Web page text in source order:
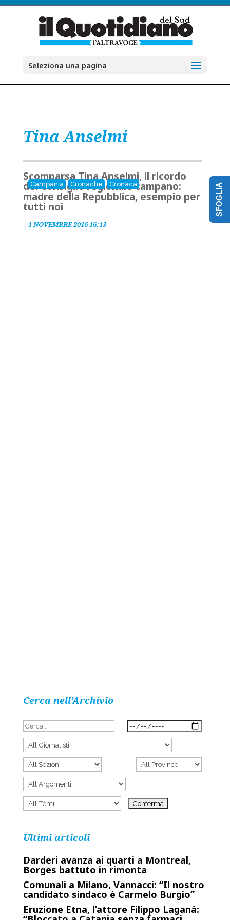
Seleziona una pagina
Tina Anselmi
Campania Cronache Cronaca
Scomparsa Tina Anselmi, il ricordo
del Consiglio regionale campano:
madre della Repubblica, esempio per
tutti noi
| 1 NOVEMBRE 2016 16:13
Cerca nell’Archivio
Ultimi articoli
Darderi avanza ai quarti a Montreal,
Borges battuto in rimonta
Comunali a Milano, Vannacci: “Il nostro
candidato sindaco è Carmelo Burgio”
Eruzione Etna, l’attore Filippo Laganà:
SFOGLIA